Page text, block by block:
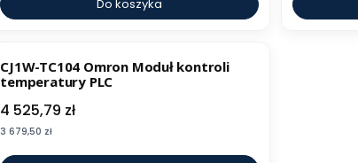
Do koszyka
CJ1W-TC104 Omron Moduł kontroli
temperatury PLC
Cena
4 525,79 zł
Cena
3 679,50 zł